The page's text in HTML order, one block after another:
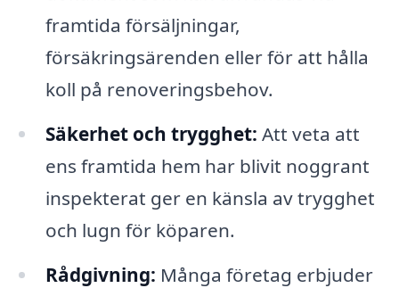
framtida försäljningar,
försäkringsärenden eller för att hålla
koll på renoveringsbehov.
Säkerhet och trygghet: Att veta att
ens framtida hem har blivit noggrant
inspekterat ger en känsla av trygghet
och lugn för köparen.
Rådgivning: Många företag erbjuder